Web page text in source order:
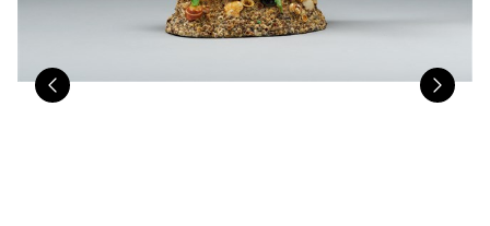
Previous